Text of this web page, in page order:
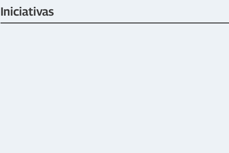
Iniciativas